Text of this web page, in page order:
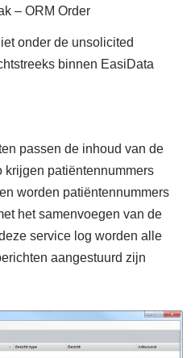
– ORM Order
onder de unsolicited
binnen EasiData
passen de inhoud van de
krijgen patiëntennummers
worden patiëntennummers
het samenvoegen van de
service log worden alle
aangestuurd zijn